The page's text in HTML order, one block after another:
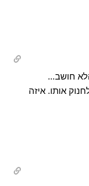
חושב…
אותו. איזה